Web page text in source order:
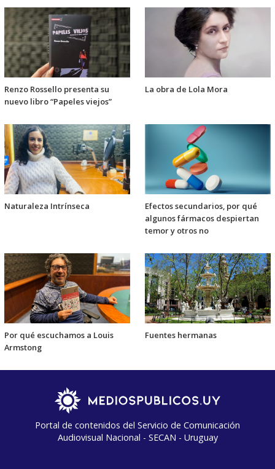
Renzo Rossello presenta su
nuevo libro “Papeles viejos”
La obra de Lola Mora
Naturaleza Intrínseca
Efectos secundarios, por qué
algunos fármacos despiertan
temor y otros no
Por qué escuchamos a Louis
Armstong
Fuentes hermanas
Portal de contenidos del Servicio de Comunicación
Audiovisual Nacional - SECAN - Uruguay